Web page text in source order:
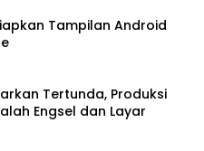
Tampilan Android
Tertunda, Produksi
Engsel dan Layar